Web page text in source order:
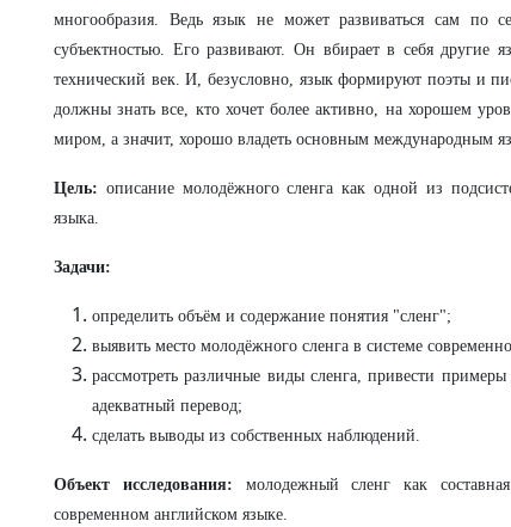
многообразия. Ведь язык не может развиваться сам по
субъектностью. Его развивают. Он вбирает в себя другие
технический век. И, безусловно, язык формируют поэты и
должны знать все, кто хочет более активно, на хорошем
миром, а значит, хорошо владеть основным международным
Цель: описание молодёжного сленга как одной из
языка.
Задачи:
определить объём и содержание понятия "сленг";
выявить место молодёжного сленга в системе
рассмотреть различные виды сленга, привести
адекватный перевод;
сделать выводы из собственных наблюдений.
Объект исследования: молодежный сленг как
современном английском языке.